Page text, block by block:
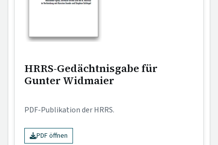
HRRS-Gedächtnisgabe für
Gunter Widmaier
PDF-Publikation der HRRS.
PDF öffnen